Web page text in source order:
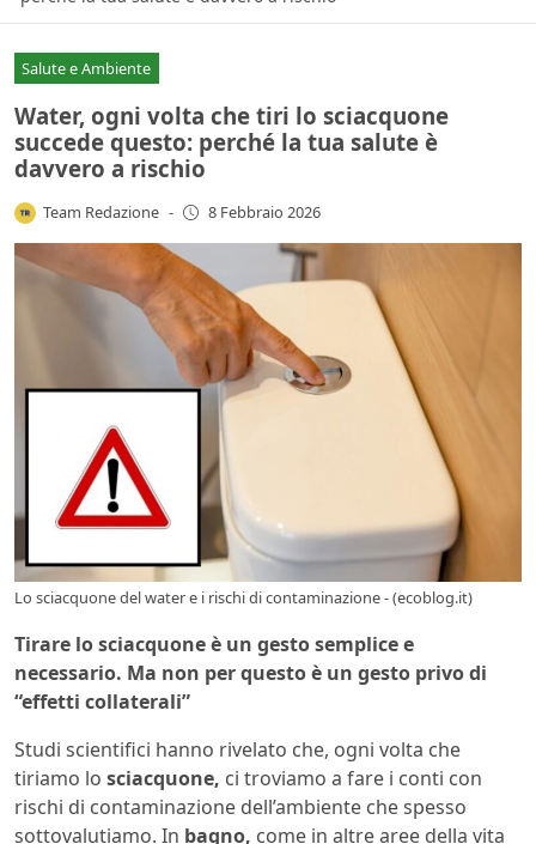
Salute e Ambiente
Water, ogni volta che tiri lo sciacquone
succede questo: perché la tua salute è
davvero a rischio
Team Redazione - 8 Febbraio 2026
Lo sciacquone del water e i rischi di contaminazione - (ecoblog.it)
Tirare lo sciacquone è un gesto semplice e
necessario. Ma non per questo è un gesto privo di
“effetti collaterali”
Studi scientifici hanno rivelato che, ogni volta che
tiriamo lo sciacquone, ci troviamo a fare i conti con
rischi di contaminazione dell’ambiente che spesso
sottovalutiamo. In bagno, come in altre aree della vita